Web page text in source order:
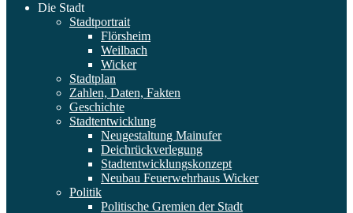
Die Stadt
Stadtportrait
Flörsheim
Weilbach
Wicker
Stadtplan
Zahlen, Daten, Fakten
Geschichte
Stadtentwicklung
Neugestaltung Mainufer
Deichrückverlegung
Stadtentwicklungskonzept
Neubau Feuerwehrhaus Wicker
Politik
Politische Gremien der Stadt